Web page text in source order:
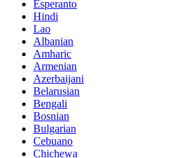
Esperanto
Hindi
Lao
Albanian
Amharic
Armenian
Azerbaijani
Belarusian
Bengali
Bosnian
Bulgarian
Cebuano
Chichewa